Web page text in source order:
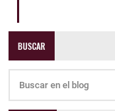
BUSCAR